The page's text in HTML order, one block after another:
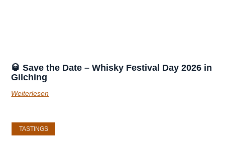
🥃 Save the Date – Whisky Festival Day 2026 in
Gilching
Weiterlesen
TASTINGS